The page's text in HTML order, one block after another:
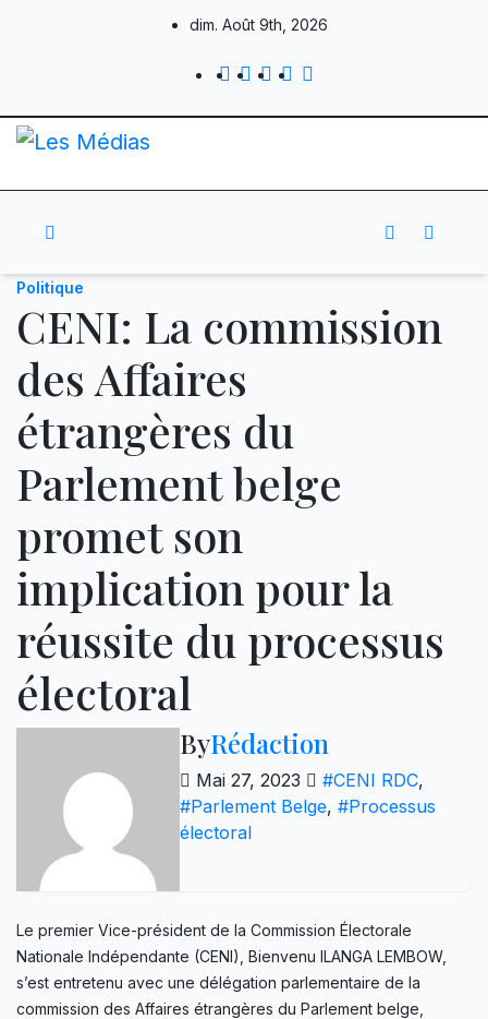
dim. Août 9th, 2026
Politique
CENI: La commission
des Affaires
étrangères du
Parlement belge
promet son
implication pour la
réussite du processus
électoral
ByRédaction
Mai 27, 2023 #CENI RDC,
#Parlement Belge, #Processus
électoral
Le premier Vice-président de la Commission Électorale
Nationale Indépendante (CENI), Bienvenu ILANGA LEMBOW,
s’est entretenu avec une délégation parlementaire de la
commission des Affaires étrangères du Parlement belge,